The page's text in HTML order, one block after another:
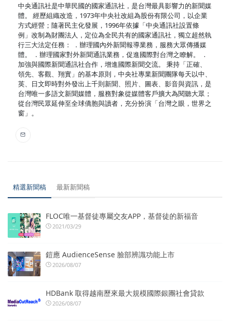
中央通訊社是中華民國的國家通訊社，是台灣最具影響力的新聞媒
體。 經歷組織改造，1973年中央社改組為股份有限公司，以企業
方式經營；隨著民主化發展，1996年依據「中央通訊社設置條
例」改制為財團法人，定位為全民共有的國家通訊社，獨立超然執
行三大法定任務： ．辦理國內外新聞報導業務，服務大眾傳播媒
體。 ．辦理國家對外新聞通訊業務，促進國際對台灣之瞭解。 ．
加強與國際新聞通訊社合作，增進國際新聞交流。 秉持「正確、
領先、客觀、翔實」的基本原則，中央社專業新聞團隊每天以中、
英、日文即時對外發出上千則新聞、照片、圖表、影音與資訊，是
台灣唯一多語文新聞媒體，服務對象從媒體客戶擴大為閱聽大眾；
從台灣民眾延伸至全球僑胞與讀者，充分扮演「台灣之眼，世界之
窗」。
精選新聞稿 最新新聞稿
FLOC唯一基督徒專屬交友APP，基督徒的新福音
2021/03/29
鎧應 AudienceSense 臉部辨識功能上市
2026/08/07
HDBank 取得越南歷來最大規模國際銀團社會貸款
2026/08/07